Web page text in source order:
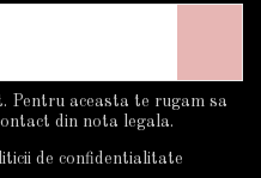
Pentru aceasta te rugam sa
din nota legala.
de confidentialitate